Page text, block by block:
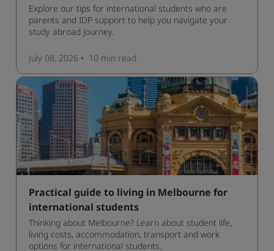
Explore our tips for international students who are
parents and IDP support to help you navigate your
study abroad journey.
July 08, 2026 10 min read
Practical guide to living in Melbourne for
international students
Thinking about Melbourne? Learn about student life,
living costs, accommodation, transport and work
options for international students.